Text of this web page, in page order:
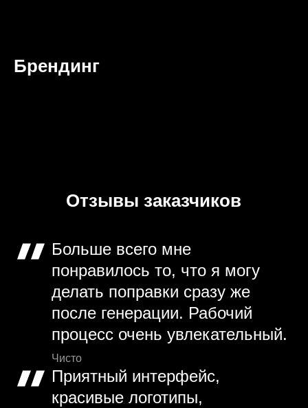
Брендинг
Отзывы заказчиков
Больше всего мне
понравилось то, что я могу
делать поправки сразу же
после генерации. Рабочий
процесс очень увлекательный.
Чисто
Приятный интерфейс,
красивые логотипы,